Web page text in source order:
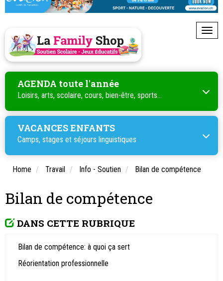
AGENDA toute l'année
Loisirs, arts, scolaire, cours, bien-être, sports...
VACANCES ENFANTS
Camps, stages et séjours linguistiques
Home Travail Info - Soutien Bilan de compétence
Bilan de compétence
DANS CETTE RUBRIQUE
Bilan de compétence: à quoi ça sert
Réorientation professionnelle